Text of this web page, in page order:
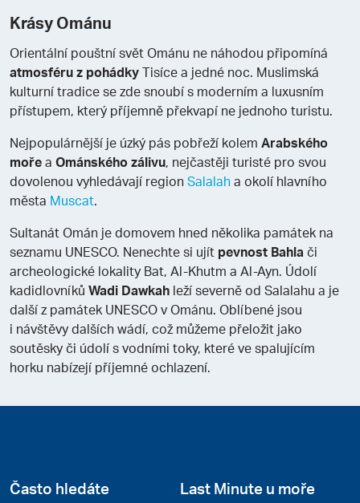
Krásy Ománu
Orientální pouštní svět Ománu ne náhodou připomíná
atmosféru z pohádkyTisíce a jedné noc. Muslimská
kulturní tradice se zde snoubí s moderním a luxusním
přístupem, který příjemně překvapí ne jednoho turistu.
Nejpopulárnější je úzký pás pobřeží kolem Arabského
mořea Ománského zálivu, nejčastěji turisté pro svou
dovolenou vyhledávají region Salalaha okolí hlavního
města Muscat.
Sultanát Omán je domovem hned několika památek na
seznamu UNESCO. Nenechte si ujít pevnost Bahla či
archeologické lokality Bat, Al-Khutm a Al-Ayn. Údolí
kadidlovníků Wadi Dawkah leží severně od Salalahu a je
další z památek UNESCO v Ománu. Oblíbené jsou
i návštěvy dalších wádí, což můžeme přeložit jako
soutěsky či údolí s vodními toky, které ve spalujícím
horku nabízejí příjemné ochlazení.
Často hledáte Last Minute u moře